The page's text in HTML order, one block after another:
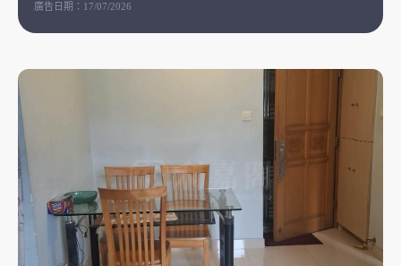
廣告日期： 17/07/2026